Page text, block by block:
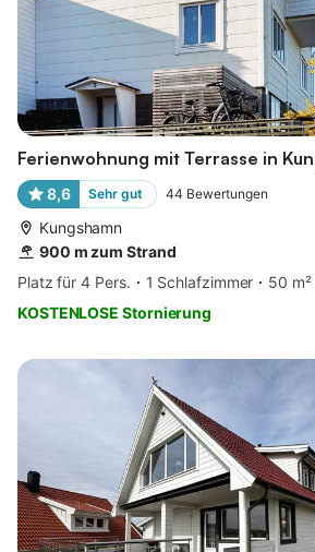
Ferienwohnung mit Terrasse in
8,6 Sehr gut 44 Bewertungen
Kungshamn
900 m zum Strand
Platz für 4 Pers.
1 Schlafzimmer
50 m²
KOSTENLOSE Stornierung